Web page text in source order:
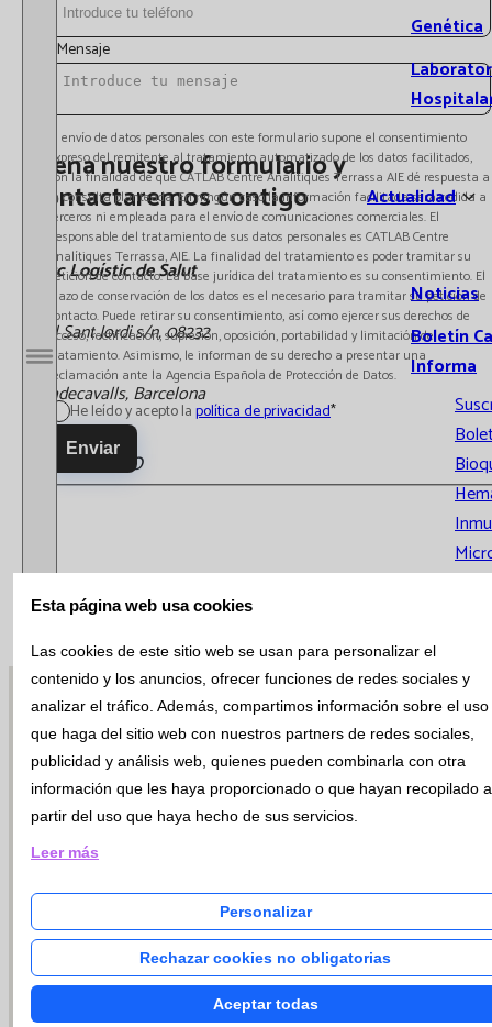
Abrir / Cerrar menú
Genética
Actualidad
Noticias
Boletín
Informa
Extra
Ambiente
Llena nuestro formulario y
contactaremos contigo
Parc Logístic de Salut
Vial Sant Jordi s/n, 08232
Viladecavalls, Barcelona
937 485 600
Mensaje
El envío de datos personales con este formulario supone el consentimiento
expreso del remitente al tratamiento automatizado de los datos facilitados,
con la finalidad de que CATLAB Centre Analítiques Terrassa AIE dé respuesta a
la consulta planteada. En ningún caso la información facilitada será cedida a
terceros ni empleada para el envío de comunicaciones comerciales. El
Responsable del tratamiento de sus datos personales es CATLAB Centre
Analítiques Terrassa, AIE. La finalidad del tratamiento es poder tramitar su
petición de contacto. La base jurídica del tratamiento es su consentimiento. El
plazo de conservación de los datos es el necesario para tramitar su petición de
contacto. Puede retirar su consentimiento, así como ejercer sus derechos de
acceso, rectificación, supresión, oposición, portabilidad y limitación del
tratamiento. Asimismo, le informan de su derecho a presentar una
reclamación ante la Agencia Española de Protección de Datos.
He leído y acepto lapolítica de privacidad*
Enviar
Esta página web usa cookies
Las cookies de este sitio web se usan para personalizar el
contenido y los anuncios, ofrecer funciones de redes sociales y
analizar el tráfico. Además, compartimos información sobre el uso
que haga del sitio web con nuestros partners de redes sociales,
publicidad y análisis web, quienes pueden combinarla con otra
información que les haya proporcionado o que hayan recopilado a
partir del uso que haya hecho de sus servicios.
Leer más
Personalizar
Rechazar cookies no obligatorias
Aceptar todas